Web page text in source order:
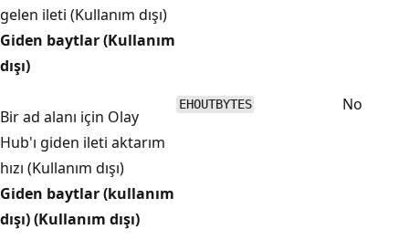
gelen ileti (Kullanım dışı)
Giden baytlar (Kullanım
dışı)
Bir ad alanı için Olay
Hub'ı giden ileti aktarım
hızı (Kullanım dışı)
EHOUTBYTES No
Giden baytlar (kullanım
dışı) (Kullanım dışı)